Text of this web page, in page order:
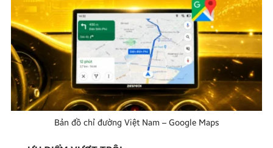
Bản đồ chỉ đường Việt Nam – Google Maps